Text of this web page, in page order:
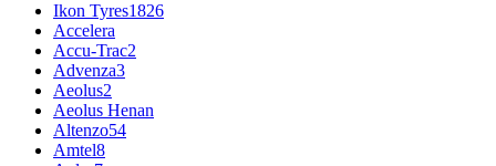
Ikon Tyres1826
Accelera
Accu-Trac2
Advenza3
Aeolus2
Aeolus Henan
Altenzo54
Amtel8